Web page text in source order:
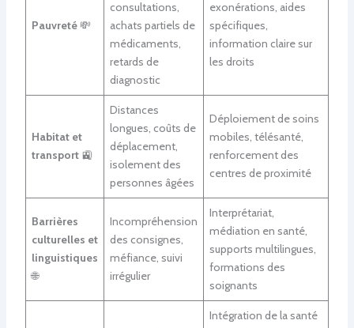
Pauvreté💸
consultations,
achats partiels de
médicaments,
retards de
diagnostic
exonérations, aides
spécifiques,
information claire sur
les droits
Habitat et
transport🚉
Distances
longues, coûts de
déplacement,
isolement des
personnes âgées
Déploiement de soins
mobiles, télésanté,
renforcement des
centres de proximité
Barrières
culturelles et
linguistiques
🌐
Incompréhension
des consignes,
méfiance, suivi
irrégulier
Interprétariat,
médiation en santé,
supports multilingues,
formations des
soignants
Intégration de la santé